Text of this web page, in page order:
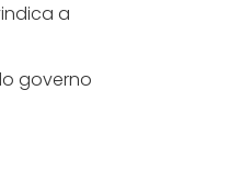
a
governo